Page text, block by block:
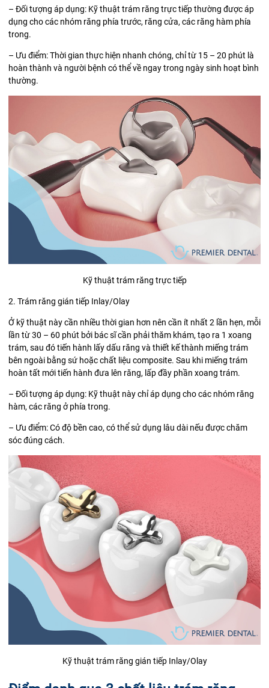
– Đối tượng áp dụng: Kỹ thuật trám răng trực tiếp thường được áp
dụng cho các nhóm răng phía trước, răng cửa, các răng hàm phía
trong.
– Ưu điểm: Thời gian thực hiện nhanh chóng, chỉ từ 15 – 20 phút là
hoàn thành và người bệnh có thể về ngay trong ngày sinh hoạt bình
thường.
Kỹ thuật trám răng trực tiếp
2. Trám răng gián tiếp Inlay/Olay
Ở kỹ thuật này cần nhiều thời gian hơn nên cần ít nhất 2 lần hẹn, mỗi
lần từ 30 – 60 phút bởi bác sĩ cần phải thăm khám, tạo ra 1 xoang
trám, sau đó tiến hành lấy dấu răng và thiết kế thành miếng trám
bên ngoài bằng sứ hoặc chất liệu composite. Sau khi miếng trám
hoàn tất mới tiến hành đưa lên răng, lấp đầy phần xoang trám.
– Đối tượng áp dụng: Kỹ thuật này chỉ áp dụng cho các nhóm răng
hàm, các răng ở phía trong.
– Ưu điểm: Có độ bền cao, có thể sử dụng lâu dài nếu được chăm
sóc đúng cách.
Kỹ thuật trám răng gián tiếp Inlay/Olay